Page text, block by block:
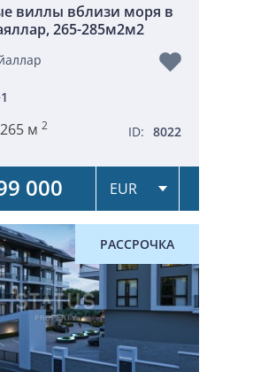
виллы вблизи моря в
265-285м2м2
265 м 2 ID: 8022
000
РАССРОЧКА